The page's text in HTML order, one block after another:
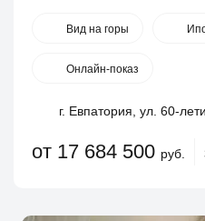
Вид на горы
Онлайн-показ
г. Евпатория, ул. 60-
от 17 684 500 руб.